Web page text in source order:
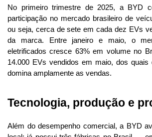
No primeiro trimestre de 2025, a BYD
participação no mercado brasileiro de
ou seja, cerca de sete em cada dez EVs
da marca. Entre janeiro e maio, o
eletrificados cresce 63% em volume no
14.000 EVs vendidos em maio, dos quais
domina amplamente as vendas.
Tecnologia, produção e
Além do desempenho comercial, a BYD